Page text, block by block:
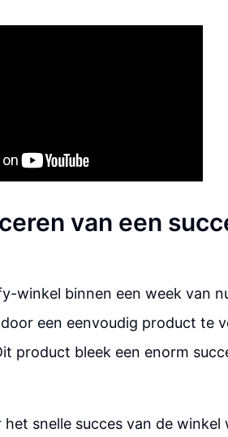
van een
winkel binnen een week van
een eenvoudig product te
product bleek een enorm
snelle succes van de winkel